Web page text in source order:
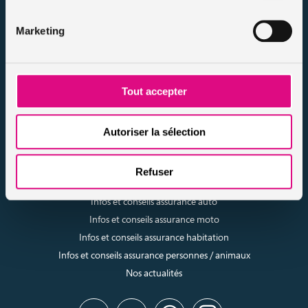
Marketing
Tout accepter
Autoriser la sélection
Refuser
Résilier votre contrat
Politique d’utilisation des cookies
Notre FAQ assurance
Conseils assurance voiture sans permis
Conseils assurance auto tous risques
Conseils assurance auto pour résiliés
Infos et conseils assurance auto
Infos et conseils assurance moto
Infos et conseils assurance habitation
Infos et conseils assurance personnes / animaux
Nos actualités